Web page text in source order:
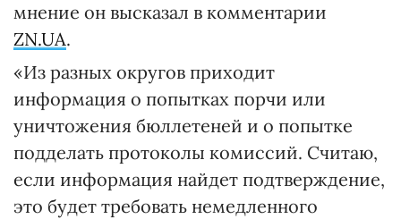
мнение он высказал в комментарии
ZN.UA.
«Из разных округов приходит
информация о попытках порчи или
уничтожения бюллетеней и о попытке
подделать протоколы комиссий. Считаю,
если информация найдет подтверждение,
это будет требовать немедленного